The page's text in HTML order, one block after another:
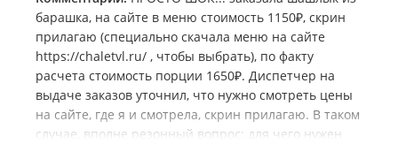
барашка, на сайте в меню стоимость 1150₽, скрин
прилагаю (специально скачала меню на сайте
https://chaletvl.ru/ , чтобы выбрать), по факту
расчета стоимость порции 1650₽. Диспетчер на
выдаче заказов уточнил, что нужно смотреть цены
на сайте, где я и смотрела, скрин прилагаю. В таком
случае, вполне резонный вопрос: для чего нужен